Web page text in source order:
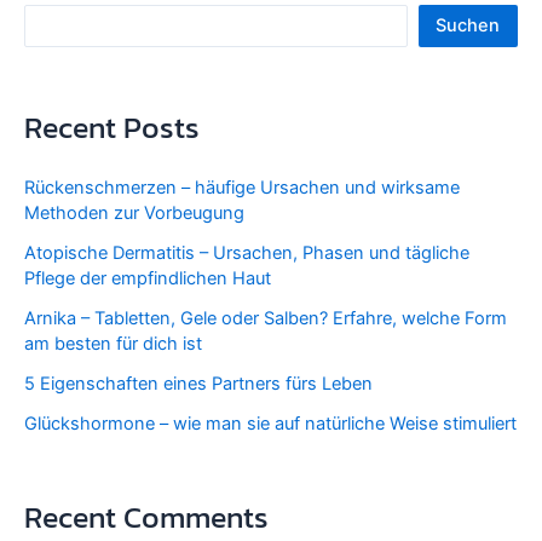
Suchen
Recent Posts
Rückenschmerzen – häufige Ursachen und wirksame
Methoden zur Vorbeugung
Atopische Dermatitis – Ursachen, Phasen und tägliche
Pflege der empfindlichen Haut
Arnika – Tabletten, Gele oder Salben? Erfahre, welche Form
am besten für dich ist
5 Eigenschaften eines Partners fürs Leben
Glückshormone – wie man sie auf natürliche Weise stimuliert
Recent Comments